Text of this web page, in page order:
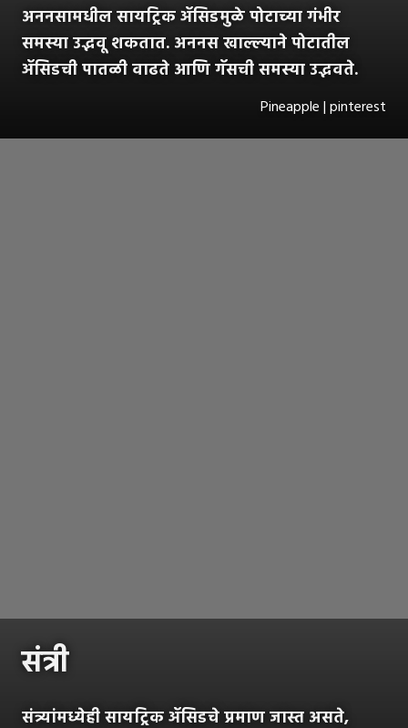
अननसामधील सायट्रिक ॲसिडमुळे पोटाच्या गंभीर
समस्या उद्भवू शकतात. अननस खाल्ल्याने पोटातील
ॲसिडची पातळी वाढते आणि गॅसची समस्या उद्भवते.
Pineapple | pinterest
संत्री
संत्र्यांमध्येही सायट्रिक ॲसिडचे प्रमाण जास्त असते,